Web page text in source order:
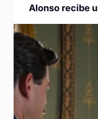
Alonso recibe